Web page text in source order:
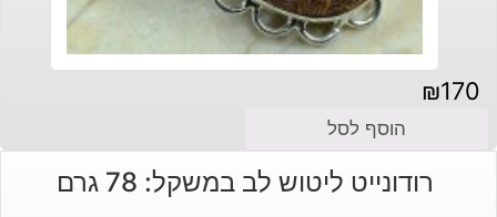
₪170
הוסף לסל
רודונייט ליטוש לב במשקל: 78 גרם